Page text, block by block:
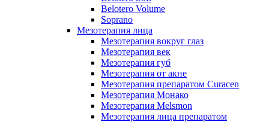
Belotero Volume
Soprano
Мезотерапия лица
Мезотерапия вокруг глаз
Мезотерапия век
Мезотерапия губ
Мезотерапия от акне
Мезотерапия препаратом Curacen
Мезотерапия Монако
Мезотерапия Melsmon
Мезотерапия лица препаратом